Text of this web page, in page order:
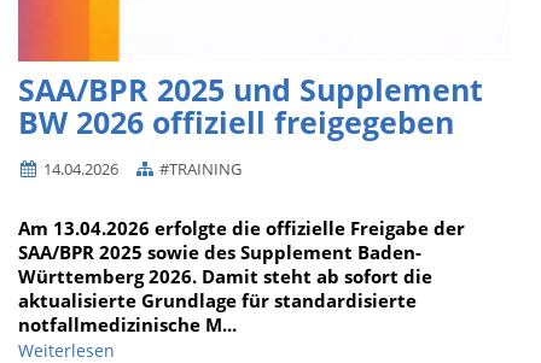
SAA/BPR 2025 und Supplement
BW 2026 offiziell freigegeben
14.04.2026 #TRAINING
Am 13.04.2026 erfolgte die offizielle Freigabe der
SAA/BPR 2025 sowie des Supplement Baden-
Württemberg 2026. Damit steht ab sofort die
aktualisierte Grundlage für standardisierte
notfallmedizinische M...
Weiterlesen